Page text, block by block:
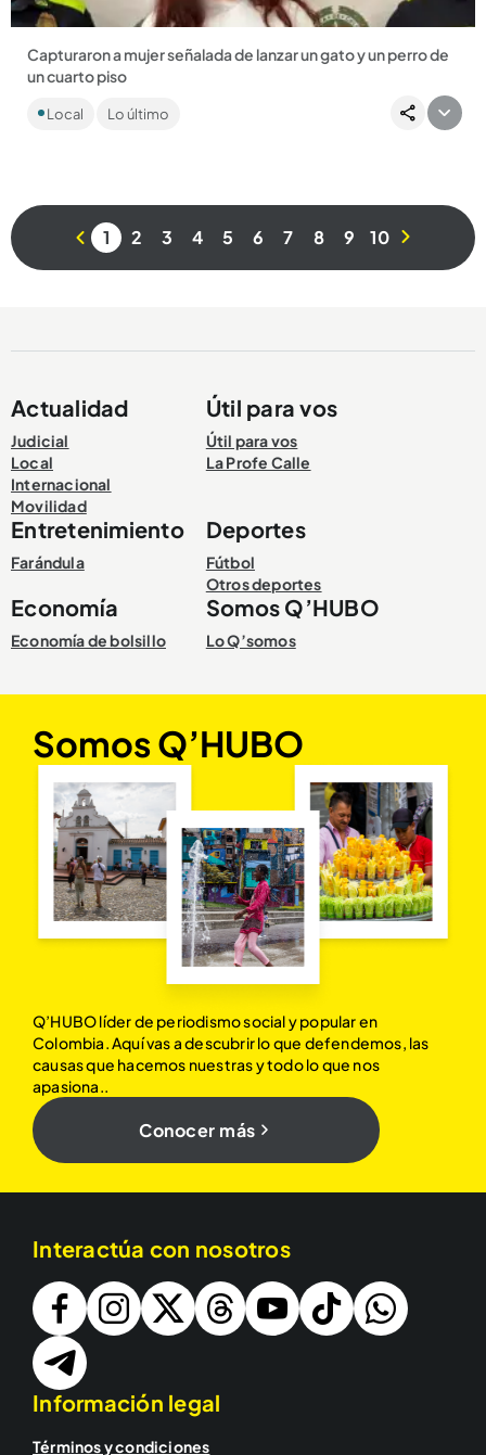
Capturaron a mujer señalada de lanzar un gato y un perro de
un cuarto piso
familiar en un apartamento del corregimiento de San Antonio
Local Lo último
1 2 3 4 5 6 7 8 9 10
Actualidad
Judicial
Local
Internacional
Movilidad
Útil para vos
Útil para vos
La Profe Calle
Entretenimiento
Farándula
Deportes
Fútbol
Otros deportes
Economía
Economía de bolsillo
Somos Q’HUBO
Lo Q’somos
Somos Q’HUBO
Q’HUBO líder de periodismo social y popular en
Colombia. Aquí vas a descubrir lo que defendemos, las
causas que hacemos nuestras y todo lo que nos
apasiona..
Conocer más
Interactúa con nosotros
Información legal
Términos y condiciones